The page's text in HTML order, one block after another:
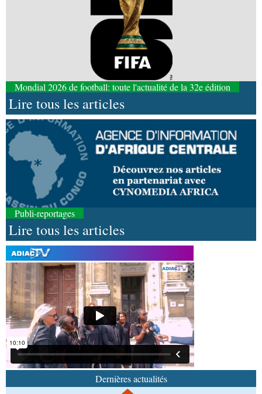
Mondial 2026 de football: toute l'actualité de la 32e édition
Lire tous les articles
Publi-reportages
Lire tous les articles
Dernières actualités
09-08-2026 17:26
Afrique-MondeÉducation catholique : le Scéam
veut bâtir une stratégie africaine à l’horizon 2031
09-08-2026 15:28
Afrique-MondeCrise migratoire : l’UE salue
l’action conjointe du Maroc et de l’Espagne
09-08-2026 10:53
Autonomisation des femmes : une
soirée de gala organisée en Angola en faveur de